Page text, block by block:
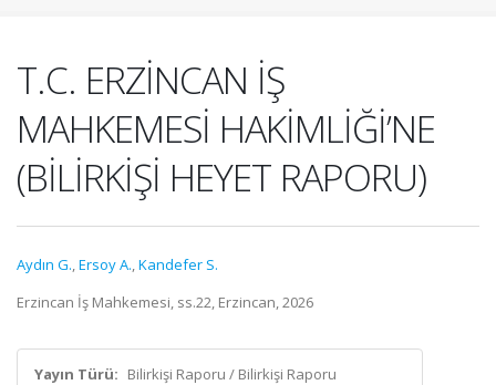
T.C. ERZİNCAN İŞ
MAHKEMESİ HAKİMLİĞİ’NE
(BİLİRKİŞİ HEYET RAPORU)
Aydın G.,Ersoy A.,Kandefer S.
Erzincan İş Mahkemesi, ss.22, Erzincan, 2026
Yayın Türü: Bilirkişi Raporu / Bilirkişi Raporu